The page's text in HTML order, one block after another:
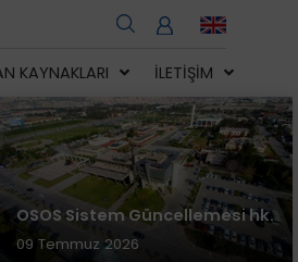
KAYNAKLARI İLETIŞIM
OSOS Sistem Güncellemesi hk.
09 Temmuz 2026